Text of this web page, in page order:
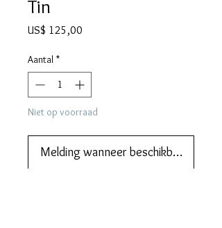
Tin
US$ 125,00
Aantal *
Niet op voorraad
Melding wanneer beschikbaar